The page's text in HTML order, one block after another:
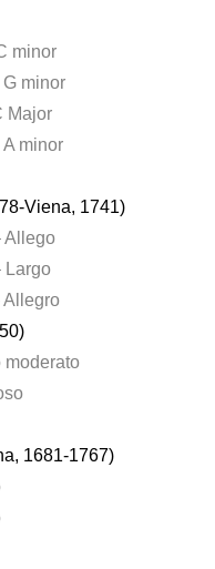
minor
minor
Major
minor
Viena, 1741)
Allego
Largo
Allegro
moderato
1681-1767)